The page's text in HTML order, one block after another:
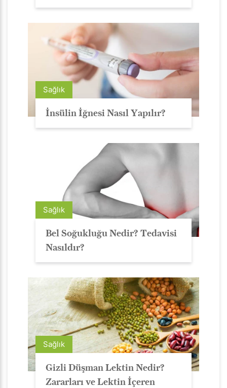
Sağlık
İnsülin İğnesi Nasıl Yapılır?
Sağlık
Bel Soğukluğu Nedir? Tedavisi
Nasıldır?
Sağlık
Gizli Düşman Lektin Nedir?
Zararları ve Lektin İçeren